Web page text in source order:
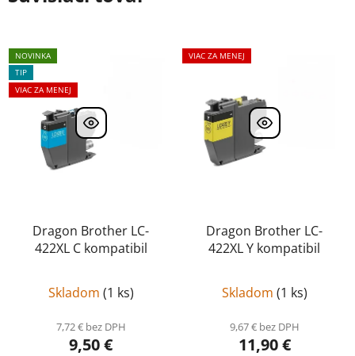
NOVINKA
TIP
VIAC ZA MENEJ
Dragon Brother LC-
422XL C kompatibil
Skladom (1 ks)
7,72 € bez DPH
9,50 €
VIAC ZA MENEJ
Dragon Brother LC-
422XL Y kompatibil
Skladom (1 ks)
9,67 € bez DPH
11,90 €